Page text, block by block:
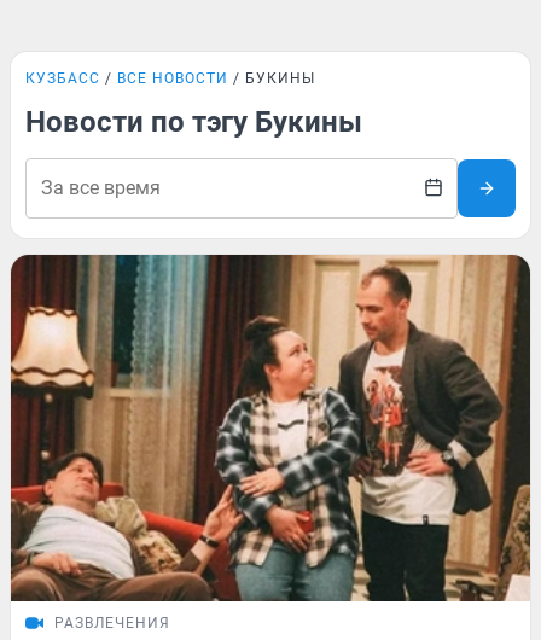
КУЗБАСС ВСЕ НОВОСТИ БУКИНЫ
Новости по тэгу Букины
РАЗВЛЕЧЕНИЯ